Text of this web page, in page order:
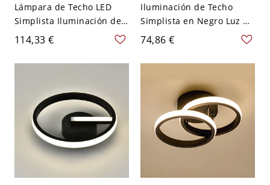
Lámpara de Techo LED
Simplista Iluminación de
Techo Metálica para
Cuarto - Negro 110 A 120
V 30,48 cm Redondo
114,33 €
Iluminación de Techo
Simplista en Negro Luz de
Techo LED Metálica para
Dormitorio - 110 A 120 V
40,64 cm Redondo Blanco
74,86 €